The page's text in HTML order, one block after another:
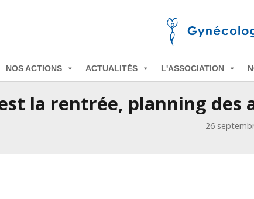
L'ASSOCIATION
NOS ACTIONS ACTUALITÉS
la rentrée, planning des
26